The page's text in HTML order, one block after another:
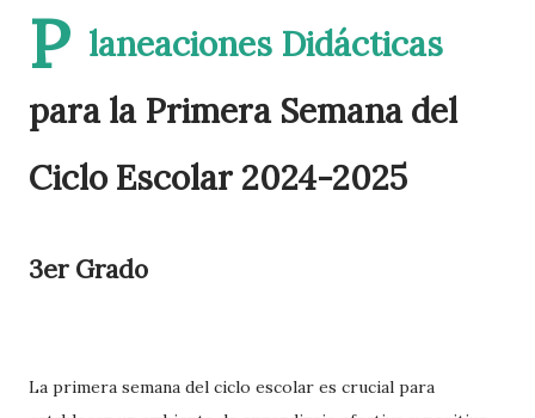
P laneaciones Didácticas
para la Primera Semana del
Ciclo Escolar 2024-2025
3er Grado
La primera semana del ciclo escolar es crucial para